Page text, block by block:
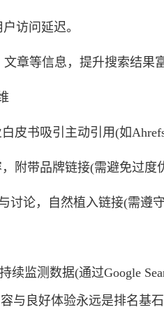
访问延迟。
章等信息，提升搜索结果
皮书吸引主动引用(如
附带品牌链接(需避免过度
讨论，自然植入链接(需遵守
续监测数据(通过Google
与良好体验永远是排名基